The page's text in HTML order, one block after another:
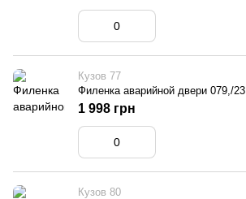
Кузов 77
Филенка аварийной двери 079,/23
1 998 грн
Кузов 80